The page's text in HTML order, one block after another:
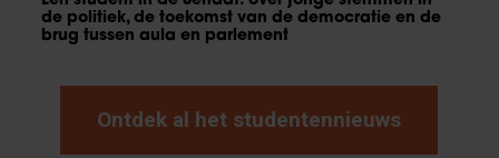
de politiek, de toekomst van de democratie en de
brug tussen aula en parlement
Ontdek al het studentennieuws